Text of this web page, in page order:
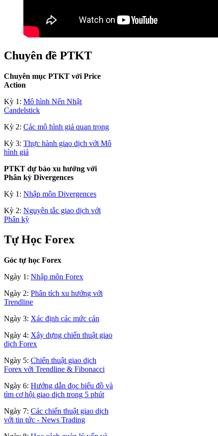
Chuyên đề PTKT
Chuyên mục PTKT với Price
Action
Kỳ 1: Mô hình Nến Nhật
Candelstick
Kỳ 2: Các mô hình giá quan trọng
Kỳ 3: Thực hành giao dịch với Mô
hình giá
PTKT dự báo xu hướng với
Phân kỳ Divergences
Kỳ 1: Nhập môn Divergences
Kỳ 2: Nguyên tắc giao dịch với
Phân kỳ
Tự Học Forex
Góc tự học Forex
Ngày 1: Nhập môn Forex
Ngày 2: Phân tích xu hướng với
Trendline
Ngày 3: Xác định các mức cản
Ngày 4: Xây dựng chiến thuật giao
dịch Forex
Ngày 5: Chiến thuật giao dịch
Forex với Trendline & Fibonacci
Ngày 6: Hướng dẫn đọc biểu đồ và
tìm cơ hội giao dịch trong 5 phút
Ngày 7: Các chiến thuật giao dịch
với tin tức - News Trading